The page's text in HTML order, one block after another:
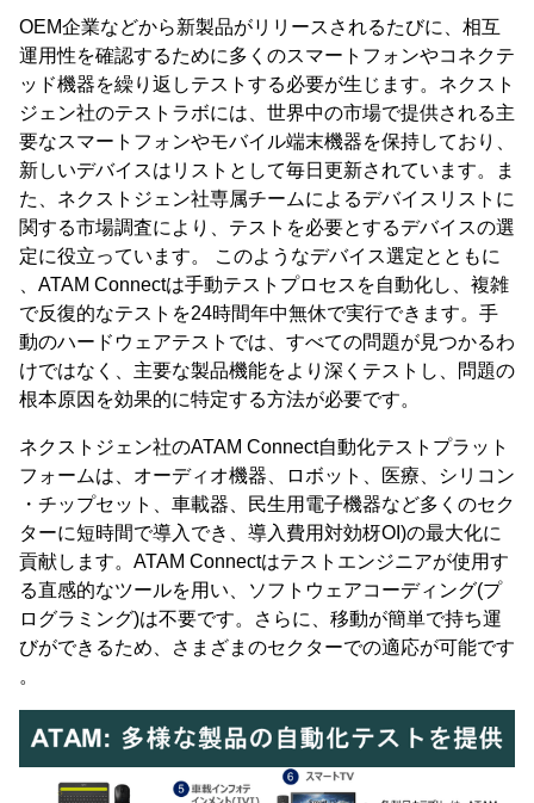
OEM企業などから新製品がリリースされるたびに、相互
運用性を確認するために多くのスマートフォンやコネクテ
ッド機器を繰り返しテストする必要が生じます。ネクスト
ジェン社のテストラボには、世界中の市場で提供される主
要なスマートフォンやモバイル端末機器を保持しており、
新しいデバイスはリストとして毎日更新されています。ま
た、ネクストジェン社専属チームによるデバイスリストに
関する市場調査により、テストを必要とするデバイスの選
定に役立っています。 このようなデバイス選定とともに
、ATAM Connectは手動テストプロセスを自動化し、複雑
で反復的なテストを24時間年中無休で実行できます。手
動のハードウェアテストでは、すべての問題が見つかるわ
けではなく、主要な製品機能をより深くテストし、問題の
根本原因を効果的に特定する方法が必要です。
ネクストジェン社のATAM Connect自動化テストプラット
フォームは、オーディオ機器、ロボット、医療、シリコン
・チップセット、車載器、民生用電子機器など多くのセク
ターに短時間で導入でき、導入費用対効枒OI)の最大化に
貢献します。ATAM Connectはテストエンジニアが使用す
る直感的なツールを用い、ソフトウェアコーディング(プ
ログラミング)は不要です。さらに、移動が簡単で持ち運
びができるため、さまざまのセクターでの適応が可能です
。